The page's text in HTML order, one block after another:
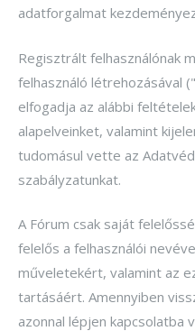
adatforgalmat
Regisztrált felhasználónak
felhasználó létrehozásával
elfogadja az alábbi
alapelveinket, valamint
tudomásul vette az
szabályzatunkat.
A Fórum csak saját
felelős a felhasználói
műveletekért, valamint az
tartásáért. Amennyiben
azonnal lépjen kapcsolatba